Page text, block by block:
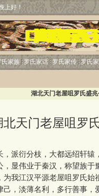
上好！
氏家族 罗氏家话 罗氏家传 罗氏
湖北天门老屋咀罗氏盛
北天门老屋咀罗
衍分枝，大都远绍轩辕
，显伟业于秦汉，称望族于
江汉平源老屋咀罗氏始
己，淡薄名利，多行善事